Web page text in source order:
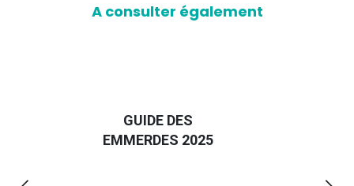
A consulter également
GUIDE DES
EMMERDES 2025